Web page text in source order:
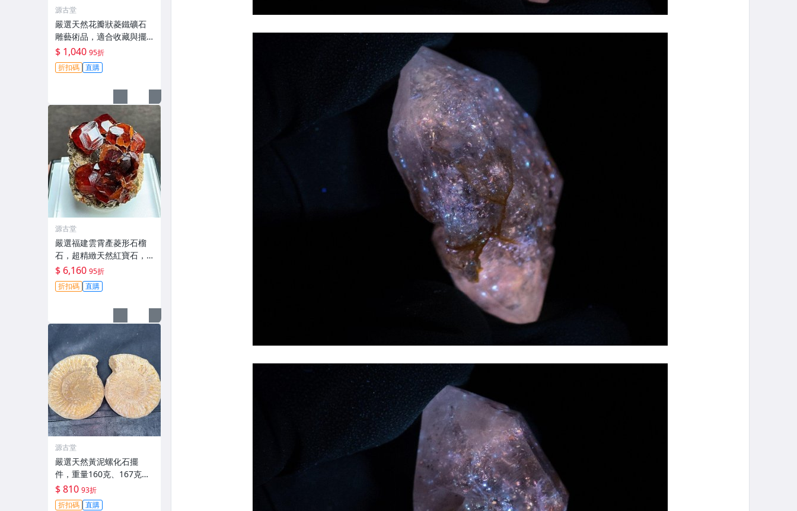
源古堂
嚴選天然花瓣狀菱鐵礦石
雕藝術品，適合收藏與擺
放家俱上 樹脂 石頭 華麗
$ 1,040 95折
折扣碼 直購
源古堂
嚴選福建雲霄產菱形石榴
石，超精緻天然紅寶石，
每面切割工藝細膩，光采
奪目宛如珍貴寶石，多片
完整晶體令人一見傾心。
$ 6,160 95折
折扣碼 直購
源古堂
嚴選天然黃泥螺化石擺
件，重量160克、167克，
適合收藏與裝飾 黃泥螺化
石 擺件 異類化石
$ 810 93折
折扣碼 直購